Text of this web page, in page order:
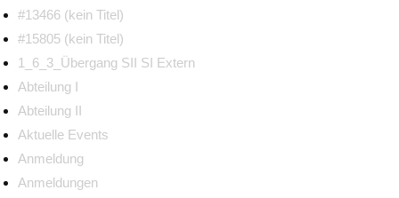
#13466 (kein Titel)
#15805 (kein Titel)
1_6_3_Übergang SII SI Extern
Abteilung I
Abteilung II
Aktuelle Events
Anmeldung
Anmeldungen